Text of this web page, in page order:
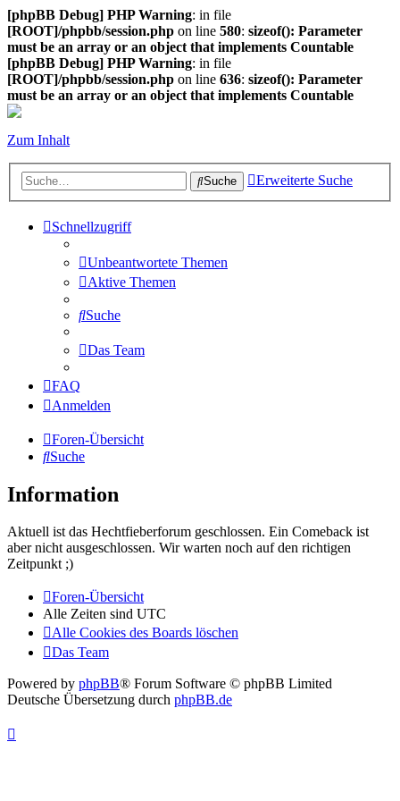
[phpBB Debug] PHP Warning: in file
[ROOT]/phpbb/session.php on line 580: sizeof(): Parameter
must be an array or an object that implements Countable
[phpBB Debug] PHP Warning: in file
[ROOT]/phpbb/session.php on line 636: sizeof(): Parameter
must be an array or an object that implements Countable
Zum Inhalt
Suche Erweiterte Suche
Schnellzugriff
Unbeantwortete Themen
Aktive Themen
Suche
Das Team
FAQ
Anmelden
Foren-Übersicht
Suche
Information
Aktuell ist das Hechtfieberforum geschlossen. Ein Comeback ist
aber nicht ausgeschlossen. Wir warten noch auf den richtigen
Zeitpunkt ;)
Foren-Übersicht
Alle Zeiten sind UTC
Alle Cookies des Boards löschen
Das Team
Powered by phpBB® Forum Software © phpBB Limited
Deutsche Übersetzung durch phpBB.de